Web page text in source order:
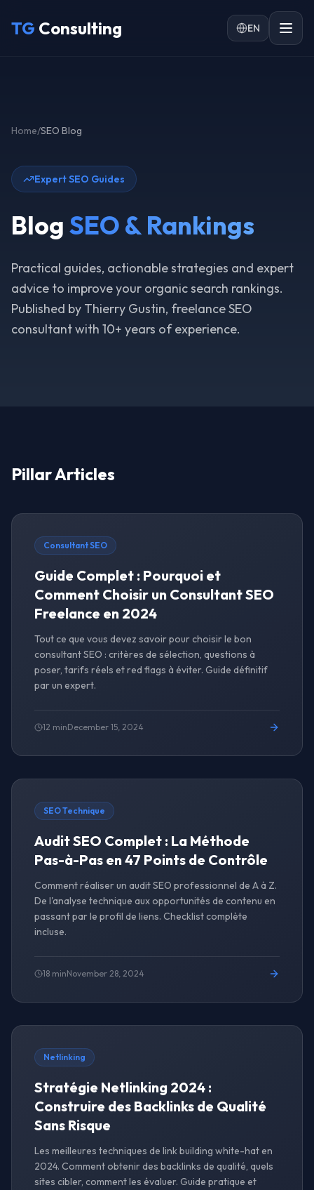
TG Consulting EN
Home/SEO Blog
Expert SEO Guides
Blog SEO & Rankings
Practical guides, actionable strategies and expert
advice to improve your organic search rankings.
Published by Thierry Gustin, freelance SEO
consultant with 10+ years of experience.
Pillar Articles
Consultant SEO
Guide Complet : Pourquoi et
Comment Choisir un Consultant SEO
Freelance en 2024
Tout ce que vous devez savoir pour choisir le bon
consultant SEO : critères de sélection, questions à
poser, tarifs réels et red flags à éviter. Guide définitif
par un expert.
12 minDecember 15, 2024
SEO Technique
Audit SEO Complet : La Méthode
Pas-à-Pas en 47 Points de Contrôle
Comment réaliser un audit SEO professionnel de A à Z.
De l'analyse technique aux opportunités de contenu en
passant par le profil de liens. Checklist complète
incluse.
18 minNovember 28, 2024
Netlinking
Stratégie Netlinking 2024 :
Construire des Backlinks de Qualité
Sans Risque
Les meilleures techniques de link building white-hat en
2024. Comment obtenir des backlinks de qualité, quels
sites cibler, comment les évaluer. Guide pratique et